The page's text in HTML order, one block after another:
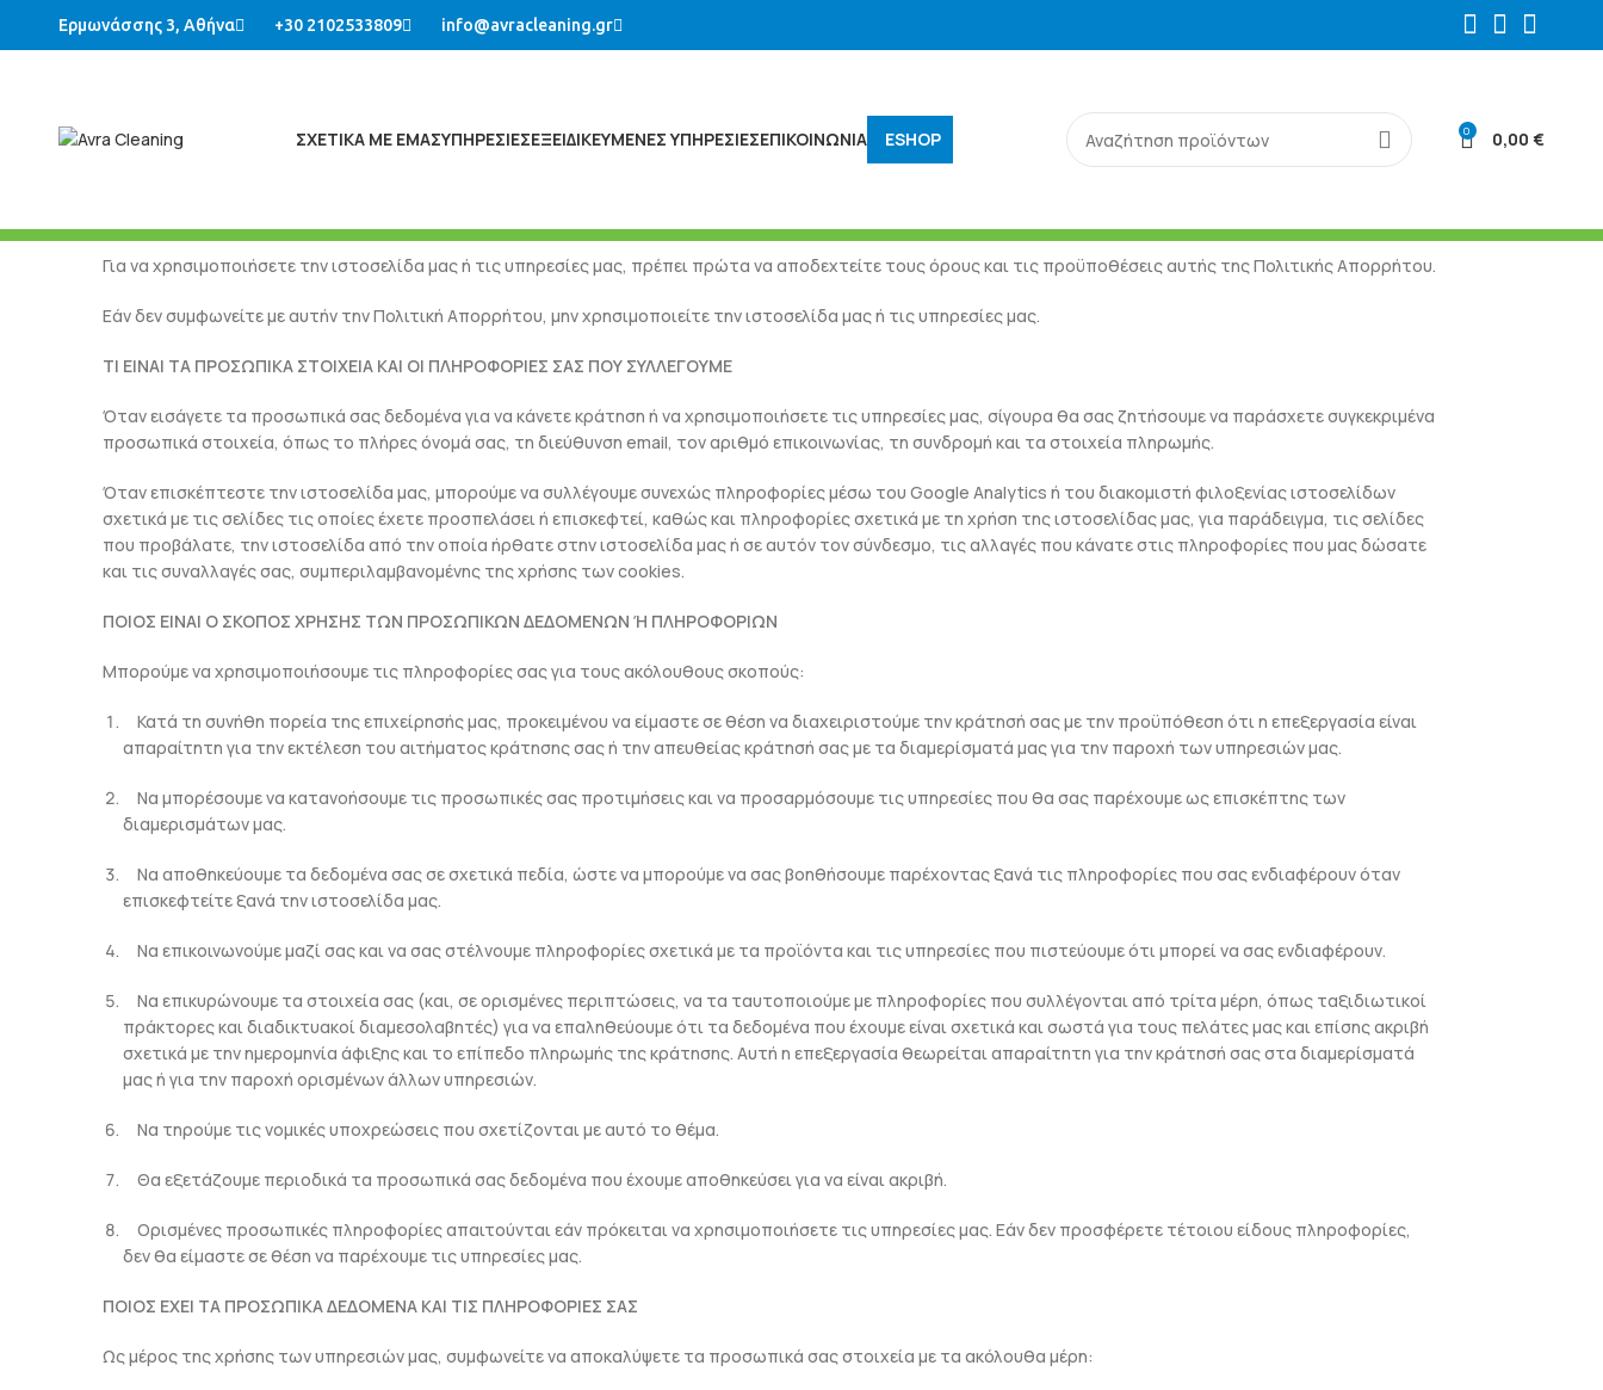
Ερμωνάσσης 3, Αθήνα +30 2102533809 info@avracleaning.gr
ΣΧΕΤΙΚΑ ΜΕ ΕΜΑΣΥΠΗΡΕΣΙΕΣΕΞΕΙΔΙΚΕΥΜΈΝΕΣ ΥΠΗΡΕΣΊΕΣΕΠΙΚΟΙΝΩΝΙΑ ESHOP 0 0,00€
Για να χρησιμοποιήσετε την ιστοσελίδα μας ή τις υπηρεσίες μας, πρέπει πρώτα να αποδεχτείτε τους όρους και τις προϋποθέσεις αυτής της Πολιτικής Απορρήτου.
Εάν δεν συμφωνείτε με αυτήν την Πολιτική Απορρήτου, μην χρησιμοποιείτε την ιστοσελίδα μας ή τις υπηρεσίες μας.
ΤΙ ΕΙΝΑΙ ΤΑ ΠΡΟΣΩΠΙΚΑ ΣΤΟΙΧΕΙΑ ΚΑΙ ΟΙ ΠΛΗΡΟΦΟΡΙΕΣ ΣΑΣ ΠΟΥ ΣΥΛΛΕΓΟΥΜΕ
Όταν εισάγετε τα προσωπικά σας δεδομένα για να κάνετε κράτηση ή να χρησιμοποιήσετε τις υπηρεσίες μας, σίγουρα θα σας ζητήσουμε να παράσχετε συγκεκριμένα
προσωπικά στοιχεία, όπως το πλήρες όνομά σας, τη διεύθυνση email, τον αριθμό επικοινωνίας, τη συνδρομή και τα στοιχεία πληρωμής.
Όταν επισκέπτεστε την ιστοσελίδα μας, μπορούμε να συλλέγουμε συνεχώς πληροφορίες μέσω του Google Analytics ή του διακομιστή φιλοξενίας ιστοσελίδων
σχετικά με τις σελίδες τις οποίες έχετε προσπελάσει ή επισκεφτεί, καθώς και πληροφορίες σχετικά με τη χρήση της ιστοσελίδας μας, για παράδειγμα, τις σελίδες
που προβάλατε, την ιστοσελίδα από την οποία ήρθατε στην ιστοσελίδα μας ή σε αυτόν τον σύνδεσμο, τις αλλαγές που κάνατε στις πληροφορίες που μας δώσατε
και τις συναλλαγές σας, συμπεριλαμβανομένης της χρήσης των cookies.
ΠΟΙΟΣ ΕΙΝΑΙ Ο ΣΚΟΠΟΣ ΧΡΗΣΗΣ ΤΩΝ ΠΡΟΣΩΠΙΚΩΝ ΔΕΔΟΜΕΝΩΝ Ή ΠΛΗΡΟΦΟΡΙΩΝ
Μπορούμε να χρησιμοποιήσουμε τις πληροφορίες σας για τους ακόλουθους σκοπούς:
Κατά τη συνήθη πορεία της επιχείρησής μας, προκειμένου να είμαστε σε θέση να διαχειριστούμε την κράτησή σας με την προϋπόθεση ότι η επεξεργασία είναι
απαραίτητη για την εκτέλεση του αιτήματος κράτησης σας ή την απευθείας κράτησή σας με τα διαμερίσματά μας για την παροχή των υπηρεσιών μας.
Να μπορέσουμε να κατανοήσουμε τις προσωπικές σας προτιμήσεις και να προσαρμόσουμε τις υπηρεσίες που θα σας παρέχουμε ως επισκέπτης των
διαμερισμάτων μας.
Να αποθηκεύουμε τα δεδομένα σας σε σχετικά πεδία, ώστε να μπορούμε να σας βοηθήσουμε παρέχοντας ξανά τις πληροφορίες που σας ενδιαφέρουν όταν
επισκεφτείτε ξανά την ιστοσελίδα μας.
Να επικοινωνούμε μαζί σας και να σας στέλνουμε πληροφορίες σχετικά με τα προϊόντα και τις υπηρεσίες που πιστεύουμε ότι μπορεί να σας ενδιαφέρουν.
Να επικυρώνουμε τα στοιχεία σας (και, σε ορισμένες περιπτώσεις, να τα ταυτοποιούμε με πληροφορίες που συλλέγονται από τρίτα μέρη, όπως ταξιδιωτικοί
πράκτορες και διαδικτυακοί διαμεσολαβητές) για να επαληθεύουμε ότι τα δεδομένα που έχουμε είναι σχετικά και σωστά για τους πελάτες μας και επίσης ακριβή
σχετικά με την ημερομηνία άφιξης και το επίπεδο πληρωμής της κράτησης. Αυτή η επεξεργασία θεωρείται απαραίτητη για την κράτησή σας στα διαμερίσματά
μας ή για την παροχή ορισμένων άλλων υπηρεσιών.
Να τηρούμε τις νομικές υποχρεώσεις που σχετίζονται με αυτό το θέμα.
Θα εξετάζουμε περιοδικά τα προσωπικά σας δεδομένα που έχουμε αποθηκεύσει για να είναι ακριβή.
Ορισμένες προσωπικές πληροφορίες απαιτούνται εάν πρόκειται να χρησιμοποιήσετε τις υπηρεσίες μας. Εάν δεν προσφέρετε τέτοιου είδους πληροφορίες,
δεν θα είμαστε σε θέση να παρέχουμε τις υπηρεσίες μας.
ΠΟΙΟΣ ΕΧΕΙ ΤΑ ΠΡΟΣΩΠΙΚΑ ΔΕΔΟΜΕΝΑ ΚΑΙ ΤΙΣ ΠΛΗΡΟΦΟΡΙΕΣ ΣΑΣ
Ως μέρος της χρήσης των υπηρεσιών μας, συμφωνείτε να αποκαλύψετε τα προσωπικά σας στοιχεία με τα ακόλουθα μέρη: